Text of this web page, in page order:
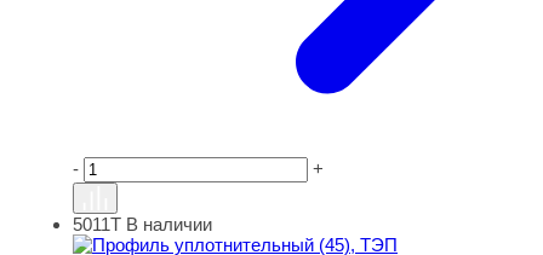
- +
Профиль уплотнительный (45), ТЭП
5011Т В наличии